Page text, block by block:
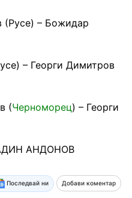
(Русе) – Божидар
– Георги Димитров
(Черноморец) – Георги
АНДОНОВ
Последвай ни Добави коментар